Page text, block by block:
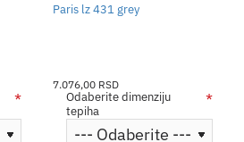
Paris lz 431 grey
7.076,00 RSD
Odaberite dimenziju
tepiha